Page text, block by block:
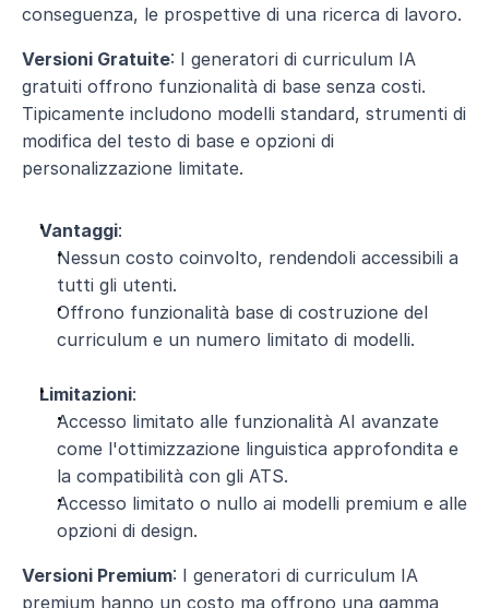
conseguenza, le prospettive di una ricerca di lavoro.
Versioni Gratuite: I generatori di curriculum IA
gratuiti offrono funzionalità di base senza costi.
Tipicamente includono modelli standard, strumenti di
modifica del testo di base e opzioni di
personalizzazione limitate.
Vantaggi:
Nessun costo coinvolto, rendendoli accessibili a
tutti gli utenti.
Offrono funzionalità base di costruzione del
curriculum e un numero limitato di modelli.
Limitazioni:
Accesso limitato alle funzionalità AI avanzate
come l'ottimizzazione linguistica approfondita e
la compatibilità con gli ATS.
Accesso limitato o nullo ai modelli premium e alle
opzioni di design.
Versioni Premium: I generatori di curriculum IA
premium hanno un costo ma offrono una gamma